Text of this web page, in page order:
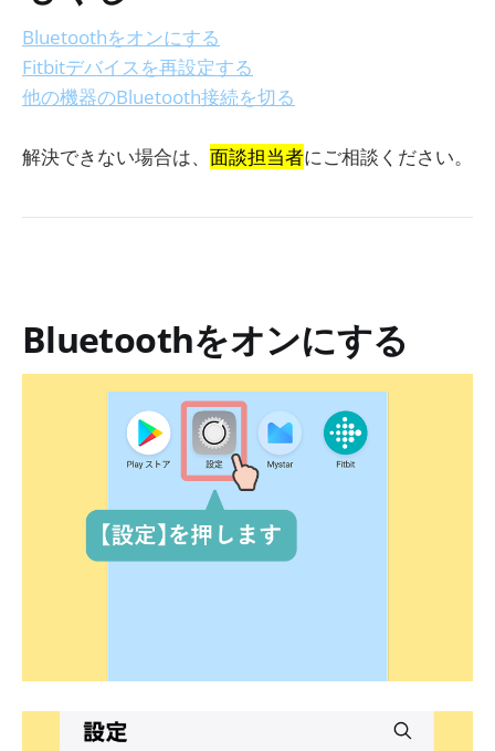
Bluetoothをオンにする
Fitbitデバイスを再設定する
他の機器のBluetooth接続を切る
解決できない場合は、 面談担当者にご相談ください。
Bluetoothをオンにする